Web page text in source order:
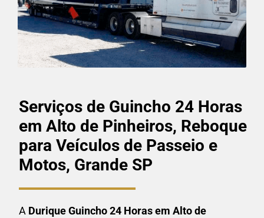
Serviços de Guincho 24 Horas
em Alto de Pinheiros, Reboque
para Veículos de Passeio e
Motos, Grande SP
A Durique Guincho 24 Horas em Alto de